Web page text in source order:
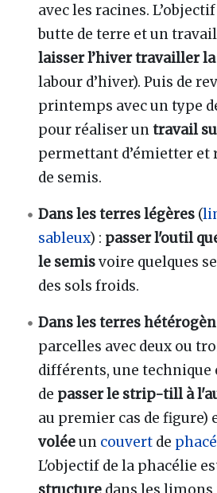
avec les racines.
butte de terre et un
laisser l’hiver travailler
labour d’hiver). Puis de
printemps avec un type
pour réaliser untravail
permettant d’émietter et
de semis.
Dans les terres légères (
sableux) : passer l'outil
le semisvoire quelques
des sols froids.
Dans les terres
parcelles avec deux ou
différents, une technique
de passer le strip-till à
au premier cas de figure)
voléeun couvert de
L'objectif de la phacélie